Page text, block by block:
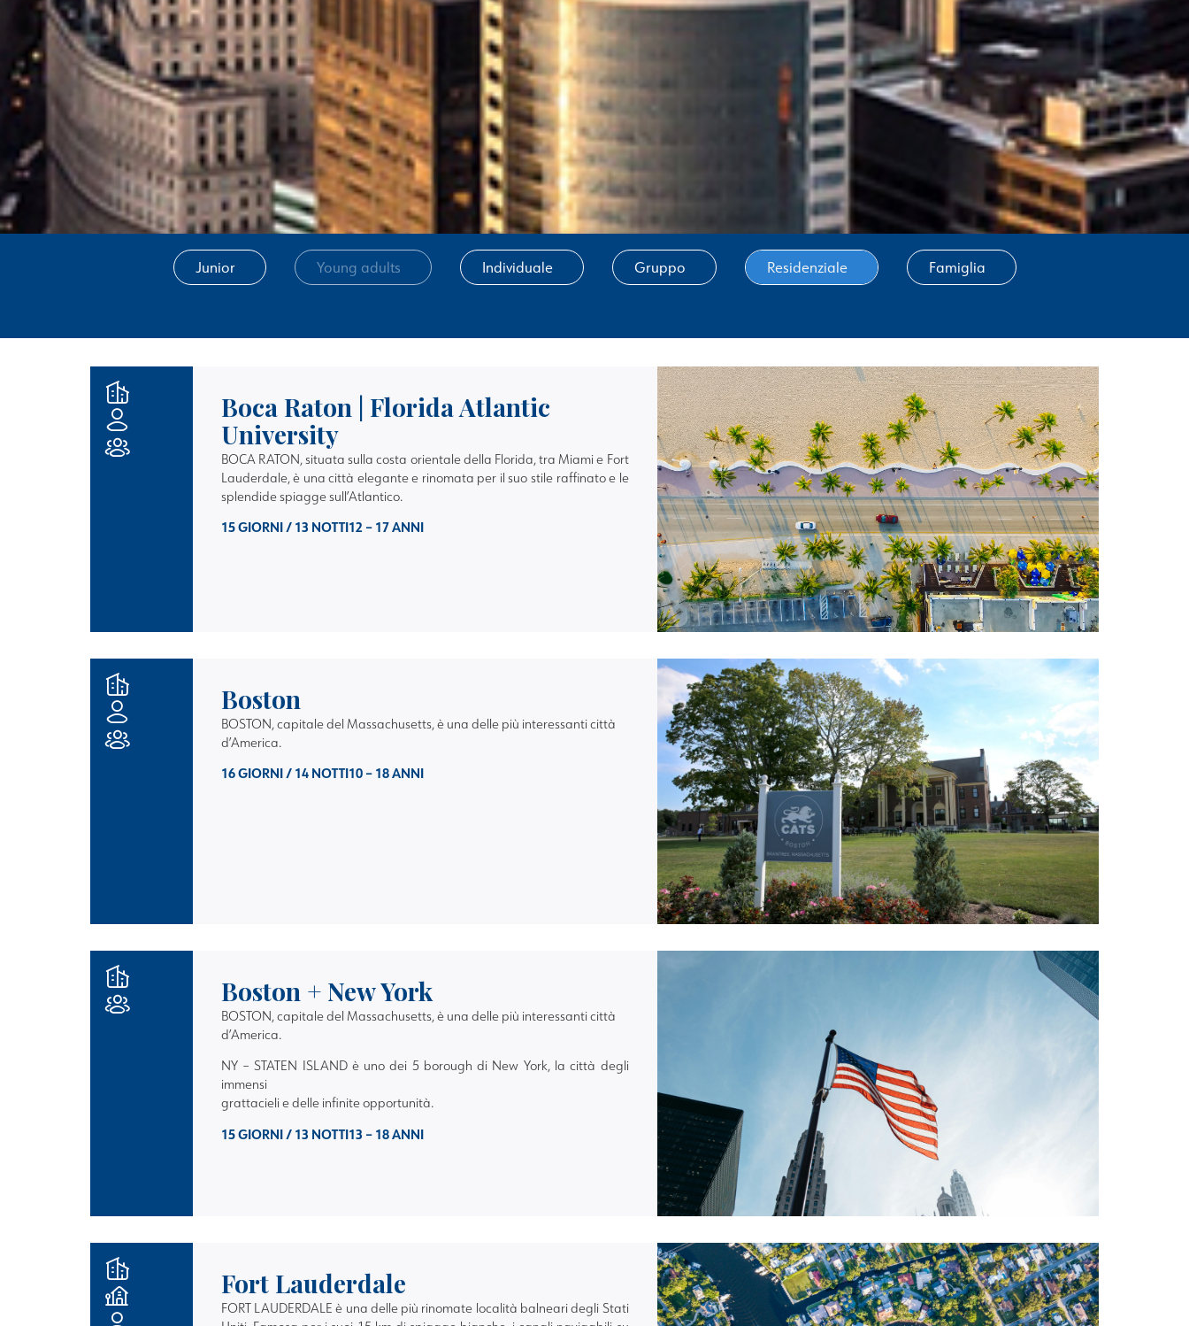
Junior Young adults Individuale Gruppo Residenziale Famiglia
Boca Raton | Florida Atlantic
University
BOCA RATON, situata sulla costa orientale della Florida, tra Miami e Fort
Lauderdale, è una città elegante e rinomata per il suo stile raffinato e le
splendide spiagge sull’Atlantico.
15 GIORNI / 13 NOTTI12 – 17 ANNI
Boston
BOSTON, capitale del Massachusetts, è una delle più interessanti città
d’America.
16 GIORNI / 14 NOTTI10 – 18 ANNI
Boston + New York
BOSTON, capitale del Massachusetts, è una delle più interessanti città
d’America.
NY – STATEN ISLAND è uno dei 5 borough di New York, la città degli
immensi
grattacieli e delle infinite opportunità.
15 GIORNI / 13 NOTTI13 – 18 ANNI
Fort Lauderdale
FORT LAUDERDALEè una delle più rinomate località balneari degli Stati